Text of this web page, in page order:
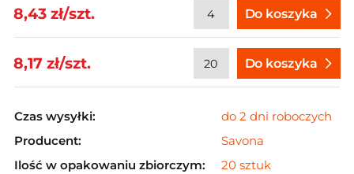
8,43 zł/szt. Do koszyka
8,17 zł/szt. Do koszyka
Czas wysyłki:
do 2 dni roboczych
Producent:
Savona
Ilość w opakowaniu zbiorczym:
20 sztuk